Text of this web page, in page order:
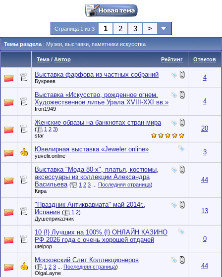
Страница 1 из 3 1 2 3 >
Темы раздела : Музеи, выставки, памятники искусства
Рейтинг
Тема / Автор Ответов
Выставка фарфора из частных собраний
Букреев 4
Выставка «Искусство, рожденное огнем.
Художественное литье Урала XVIII-XXI вв.»
Iron1949
4
Женские образы на банкнотах стран мира
( 1 2 3)
star
20
Ювелирная выставка «Jeweler online»
yuvelir.online 3
Выставка "Мода 80-х", платья, костюмы,
аксессуары из коллекции Александра
Васильева ( 1 2 3 Последняя страница)
Кира
44
"Праздник Антиквариата" май 2014г.,
Испания ( 1 2)
Душеприказчик
13
10 {!} Лучших на 100% {!} ОНЛАЙН КАЗИНО
РФ 2026 года с очень хорошей отдачей
utelpop
0
Московский Слет Коллекционеров
( 1 2 3 Последняя страница)
OlgaLayne
44